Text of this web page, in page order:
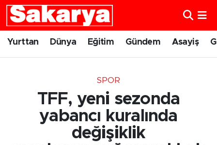
Yurttan Dünya Eğitim Gündem Asayiş
SPOR
TFF, yeni sezonda
yabancı kuralında
değişiklik
Yurttan
Gündem
Eskişehirspor
Eskişehir Nöbetçi Eczaneler
Eskişehir Trafik Yoğunluk Haritası
Süper Lig Puan Durumu ve Fikstür